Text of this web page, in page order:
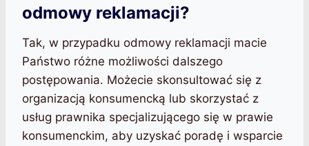
odmowy reklamacji?
Tak, w przypadku odmowy reklamacji macie
Państwo różne możliwości dalszego
postępowania. Możecie skonsultować się z
organizacją konsumencką lub skorzystać z
usług prawnika specjalizującego się w prawie
konsumenckim, aby uzyskać poradę i wsparcie